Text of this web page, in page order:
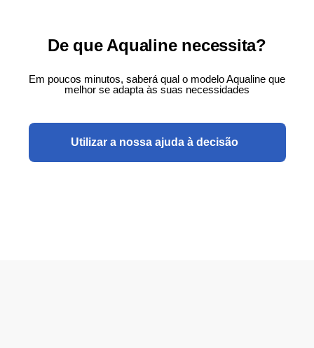
De que Aqualine necessita?
Em poucos minutos, saberá qual o modelo Aqualine que
melhor se adapta às suas necessidades
Utilizar a nossa ajuda à decisão